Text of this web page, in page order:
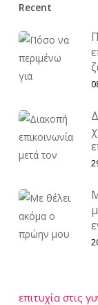
Recent
επιτυχία στις